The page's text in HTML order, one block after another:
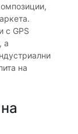
с GPS
а
на